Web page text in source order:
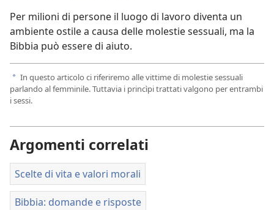
Per milioni di persone il luogo di lavoro diventa un
ambiente ostile a causa delle molestie sessuali, ma la
Bibbia può essere di aiuto.
a In questo articolo ci riferiremo alle vittime di molestie sessuali
parlando al femminile. Tuttavia i princìpi trattati valgono per entrambi
i sessi.
Argomenti correlati
Scelte di vita e valori morali
Bibbia: domande e risposte